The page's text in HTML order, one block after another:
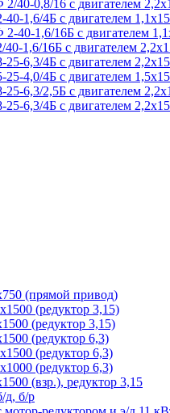
40-0,8/16 с двигателем
1,6/4Б с двигателем
40-1,6/16Б с двигателем
1,6/16Б с двигателем
6,3/4Б с двигателем
4,0/4Б с двигателем
6,3/2,5Б с двигателем
6,3/4Б с двигателем
(прямой привод)
(редуктор 3,15)
(редуктор 3,15)
(редуктор 6,3)
(редуктор 6,3)
(редуктор 6,3)
(взр.), редуктор 3,15
б/р